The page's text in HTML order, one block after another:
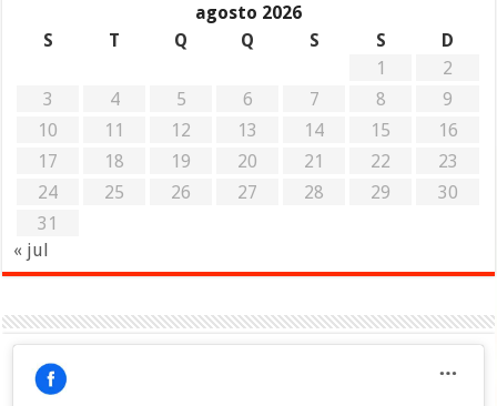
agosto 2026
S
T Q Q S S
D
1
2
3
4 5 6 7 8
9
10
11 12 13 14 15
16
17
18 19 20 21 22
23
24
25 26 27 28 29
30
31
« jul